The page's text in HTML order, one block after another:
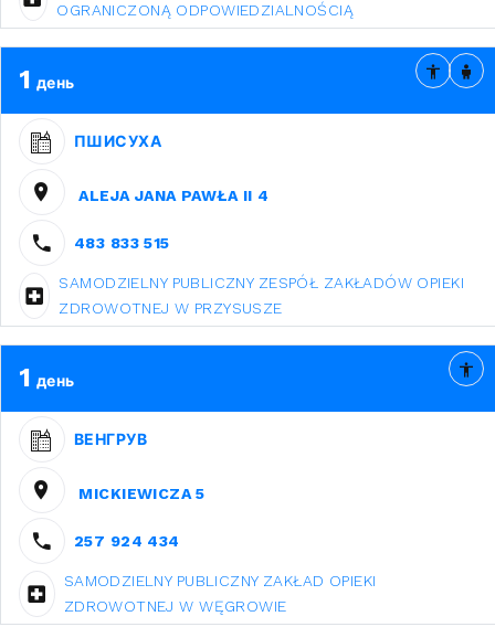
OGRANICZONĄ ODPOWIEDZIALNOŚCIĄ
1 день
ПШИСУХА
ALEJA JANA PAWŁA II 4
483 833 515
SAMODZIELNY PUBLICZNY ZESPÓŁ ZAKŁADÓW OPIEKI
ZDROWOTNEJ W PRZYSUSZE
1 день
ВЕНГРУВ
MICKIEWICZA 5
257 924 434
SAMODZIELNY PUBLICZNY ZAKŁAD OPIEKI
ZDROWOTNEJ W WĘGROWIE